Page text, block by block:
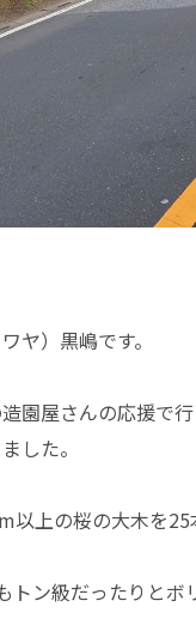
ヤ）黒嶋です。
園屋さんの応援で
した。
以上の桜の大木を25
トン級だったりとボ